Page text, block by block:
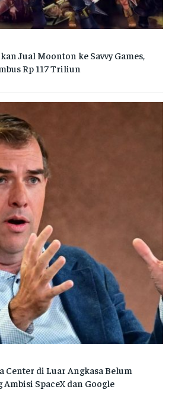
Jual Moonton ke Savvy Games,
Rp 117 Triliun
Center di Luar Angkasa Belum
SpaceX dan Google